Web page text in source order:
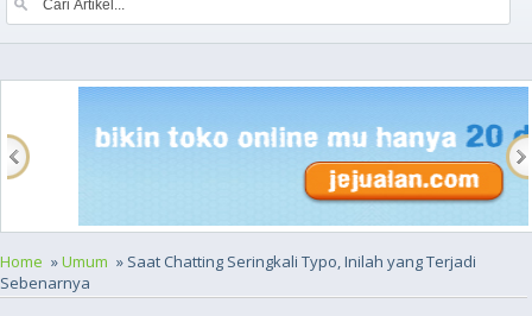
Home »Umum » Saat Chatting Seringkali Typo, Inilah yang Terjadi
Sebenarnya